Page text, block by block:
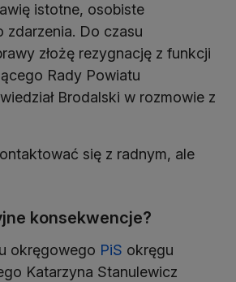
istotne, osobiste
Do czasu
złożę rezygnację z funkcji
Rady Powiatu
Brodalski w rozmowie z
się z radnym, ale
konsekwencje?
okręgowego PiS okręgu
Katarzyna Stanulewicz